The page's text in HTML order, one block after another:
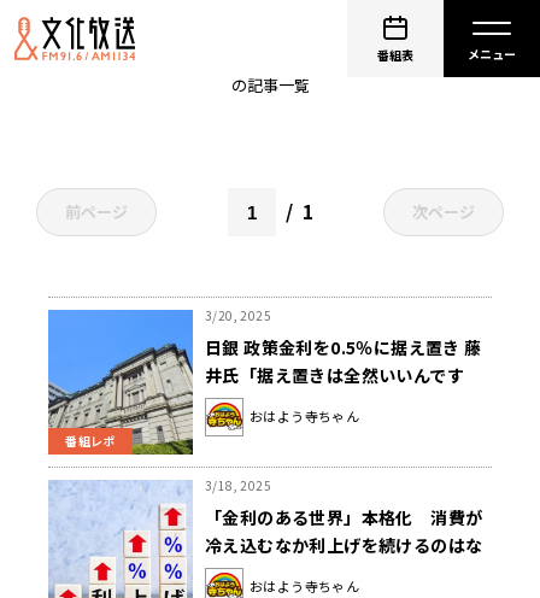
番組表
の記事一覧
前ページ 1 次ページ
番組レポ
3/20, 2025
日銀 政策金利を0.5％に据え置き 藤
井氏「据え置きは全然いいんです
が、その理由が……」
おはよう寺ちゃん
3/18, 2025
「金利のある世界」本格化 消費が
冷え込むなか利上げを続けるのはな
ぜ？
おはよう寺ちゃん